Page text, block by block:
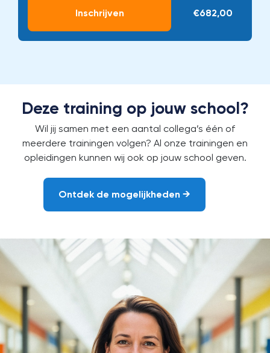
Inschrijven €682,00
Deze training op jouw school?
Wil jij samen met een aantal collega’s één of
meerdere trainingen volgen? Al onze trainingen en
opleidingen kunnen wij ook op jouw school geven.
Ontdek de mogelijkheden →